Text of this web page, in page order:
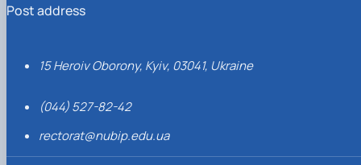
Post address
15 Heroiv Oborony, Kyiv, 03041, Ukraine
(044) 527-82-42
rectorat@nubip.edu.ua